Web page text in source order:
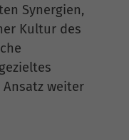
Synergien,
Kultur des
weiter